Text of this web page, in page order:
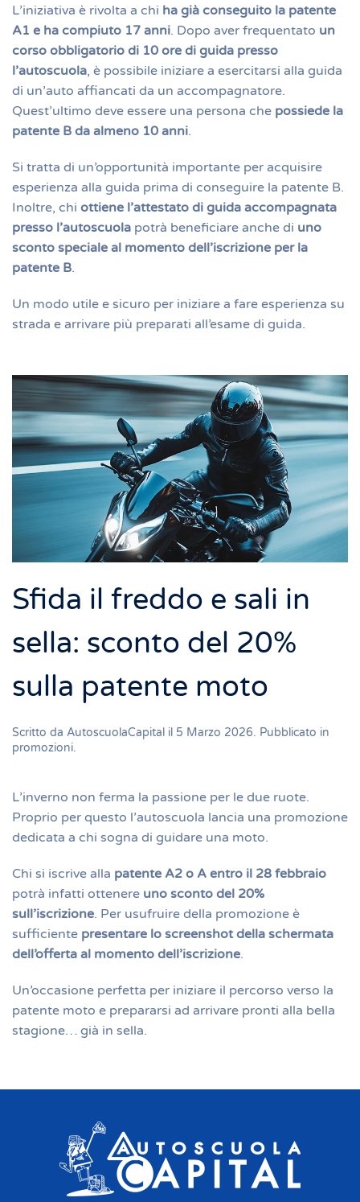
L’iniziativa è rivolta a chi ha già conseguito la patente
A1 e ha compiuto 17 anni. Dopo aver frequentato un
corso obbligatorio di 10 ore di guida presso
l’autoscuola, è possibile iniziare a esercitarsi alla guida
di un’auto affiancati da un accompagnatore.
Quest’ultimo deve essere una persona che possiede la
patente B da almeno 10 anni.
Si tratta di un’opportunità importante per acquisire
esperienza alla guida prima di conseguire la patente B.
Inoltre, chi ottiene l’attestato di guida accompagnata
presso l’autoscuola potrà beneficiare anche di uno
sconto speciale al momento dell’iscrizione per la
patente B.
Un modo utile e sicuro per iniziare a fare esperienza su
strada e arrivare più preparati all’esame di guida.
Sfida il freddo e sali in
sella: sconto del 20%
sulla patente moto
Scritto da AutoscuolaCapital il 5 Marzo 2026. Pubblicato in
promozioni.
L’inverno non ferma la passione per le due ruote.
Proprio per questo l’autoscuola lancia una promozione
dedicata a chi sogna di guidare una moto.
Chi si iscrive alla patente A2 o A entro il 28 febbraio
potrà infatti ottenere uno sconto del 20%
sull’iscrizione. Per usufruire della promozione è
sufficiente presentare lo screenshot della schermata
dell’offerta al momento dell’iscrizione.
Un’occasione perfetta per iniziare il percorso verso la
patente moto e prepararsi ad arrivare pronti alla bella
stagione… già in sella.